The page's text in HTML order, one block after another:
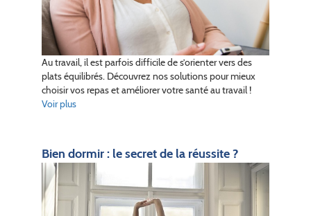
Au travail, il est parfois difficile de s’orienter vers des
plats équilibrés. Découvrez nos solutions pour mieux
choisir vos repas et améliorer votre santé au travail !
Voir plus
Bien dormir : le secret de la réussite ?